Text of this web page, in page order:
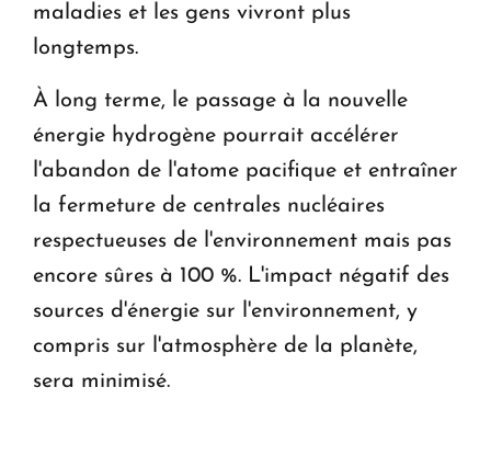
maladies et les gens vivront plus
longtemps.
À long terme, le passage à la nouvelle
énergie hydrogène pourrait accélérer
l'abandon de l'atome pacifique et entraîner
la fermeture de centrales nucléaires
respectueuses de l'environnement mais pas
encore sûres à 100 %. L'impact négatif des
sources d'énergie sur l'environnement, y
compris sur l'atmosphère de la planète,
sera minimisé.